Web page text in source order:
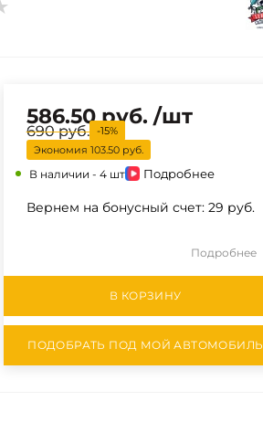
690 руб. -15%
586.50 руб. /шт
690 руб. -15%
Экономия 103.50 руб.
В наличии - 4 шт Подробнее
Вернем на бонусный счет: 29 руб.
Подробнее
В КОРЗИНУ
ПОДОБРАТЬ ПОД МОЙ АВТОМОБИЛЬ